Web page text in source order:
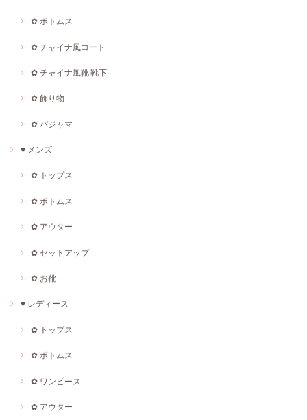
✿ ボトムス
✿ チャイナ風コート
✿ チャイナ風靴·靴下
✿ 飾り物
✿ パジャマ
♥ メンズ
✿ トップス
✿ ボトムス
✿ アウター
✿ セットアップ
✿ お靴
♥ レディース
✿ トップス
✿ ボトムス
✿ ワンピース
✿ アウター